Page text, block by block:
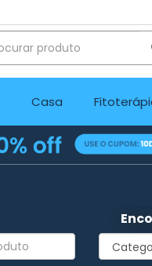
Casa